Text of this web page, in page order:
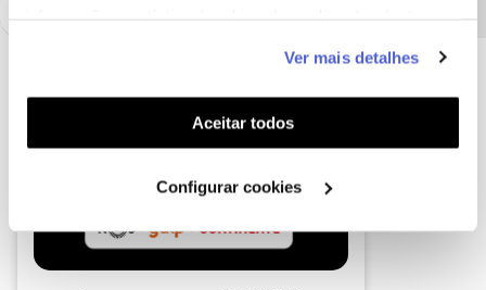
funcionalidades (cookies de personalização e
funcionalidade) e adaptar anúncios aos seus interesses
(cookies de publicidade personalizada). Pode gerir a
utilização dos cookies clicando em "Configurar
Ver mais detalhes
Aceitar todos
Configurar cookies